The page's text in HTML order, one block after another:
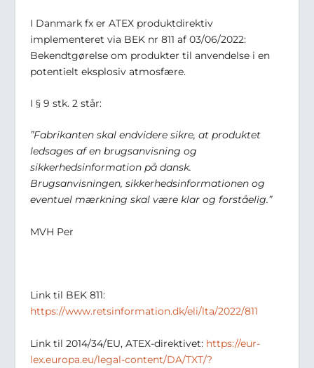
I Danmark fx er ATEX produktdirektiv
implementeret via BEK nr 811 af 03/06/2022:
Bekendtgørelse om produkter til anvendelse i en
potentielt eksplosiv atmosfære.
I § 9 stk. 2 står:
”Fabrikanten skal endvidere sikre, at produktet
ledsages af en brugsanvisning og
sikkerhedsinformation på dansk.
Brugsanvisningen, sikkerhedsinformationen og
eventuel mærkning skal være klar og forståelig.”
MVH Per
Link til BEK 811:
https://www.retsinformation.dk/eli/lta/2022/811
Link til 2014/34/EU, ATEX-direktivet: https://eur-
lex.europa.eu/legal-content/DA/TXT/?